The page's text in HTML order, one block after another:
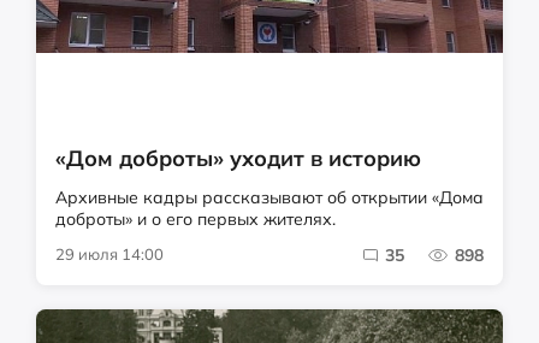
«Дом доброты» уходит в историю
Архивные кадры рассказывают об открытии «Дома
доброты» и о его первых жителях.
29 июля 14:00 35 898